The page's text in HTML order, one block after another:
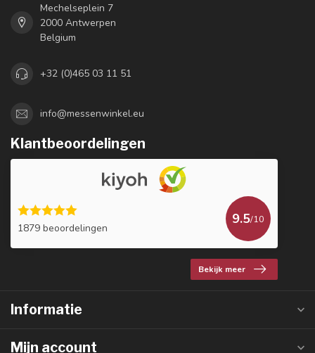
Mechelseplein 7
2000 Antwerpen
Belgium
+32 (0)465 03 11 51
info@messenwinkel.eu
Klantbeoordelingen
1879 beoordelingen
9.5/10
Bekijk meer
Informatie
Mijn account